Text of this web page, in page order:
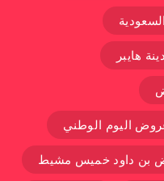
هايبر
اليوم الوطني
بن داود خميس مشيط